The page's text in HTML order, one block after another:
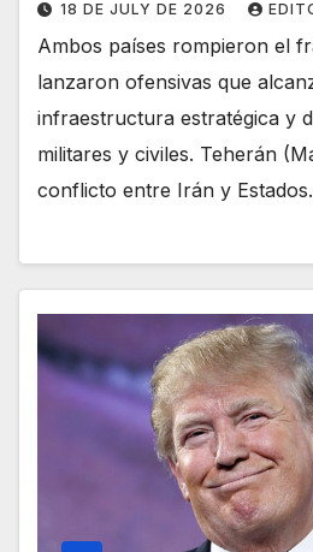
18 DE JULY DE 2026
Ambos países rompieron el
lanzaron ofensivas que
infraestructura estratégica y
militares y civiles. Teherán
conflicto entre Irán y